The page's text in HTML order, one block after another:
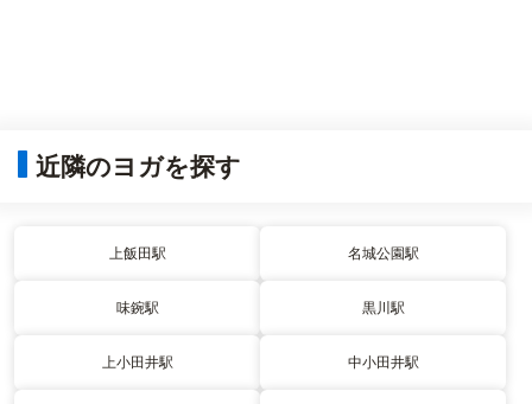
近隣のヨガを探す
上飯田駅 名城公園駅
味鋺駅 黒川駅
上小田井駅 中小田井駅